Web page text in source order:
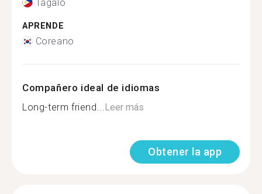
Tagalo
APRENDE
Coreano
Compañero ideal de idiomas
Long-term friend...Leer más
Obtener la app